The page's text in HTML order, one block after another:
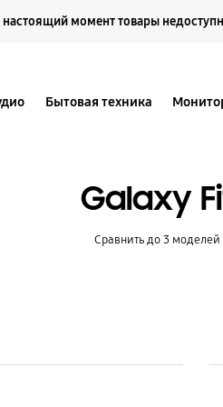
настоящий момент товары
Бытовая техника
Galaxy
Сравнить до 3